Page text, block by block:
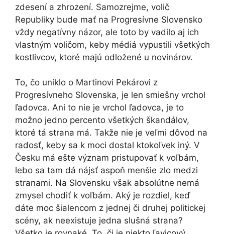
zdesení a zhrození. Samozrejme, volič
Republiky bude mať na Progresívne Slovensko
vždy negatívny názor, ale toto by vadilo aj ich
vlastným voličom, keby médiá vypustili všetkých
kostlivcov, ktoré majú odložené u novinárov.
To, čo uniklo o Martinovi Pekárovi z
Progresívneho Slovenska, je len smiešny vrchol
ľadovca. Ani to nie je vrchol ľadovca, je to
možno jedno percento všetkých škandálov,
ktoré tá strana má. Takže nie je veľmi dôvod na
radosť, keby sa k moci dostal ktokoľvek iný. V
Česku má ešte význam pristupovať k voľbám,
lebo sa tam dá nájsť aspoň menšie zlo medzi
stranami. Na Slovensku však absolútne nemá
zmysel chodiť k voľbám. Aký je rozdiel, keď
dáte moc šialencom z jednej či druhej politickej
scény, ak neexistuje jedna slušná strana?